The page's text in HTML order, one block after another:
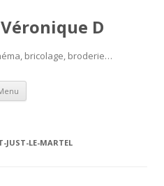
D
bricolage, broderie…
Aller
contenu
JUST-LE-MARTEL